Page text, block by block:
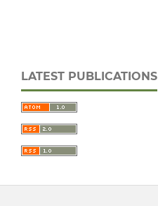
LATEST PUBLICATIONS